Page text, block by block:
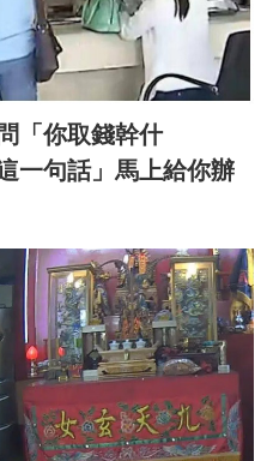
「你取錢幹什
一句話」馬上給你辦